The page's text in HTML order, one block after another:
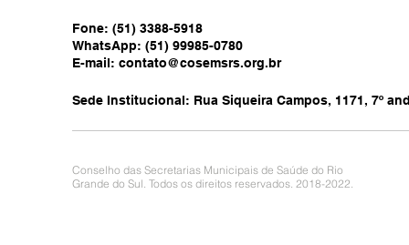
Fone: (51) 3388-5918
WhatsApp: (51) 99985-0780
E-mail: contato@cosemsrs.org.br
Sede Institucional: Rua Siqueira Campos, 1171, 7º
Conselho das Secretarias Municipais de Saúde do Rio
Grande do Sul. Todos os direitos reservados. 2018-2022.